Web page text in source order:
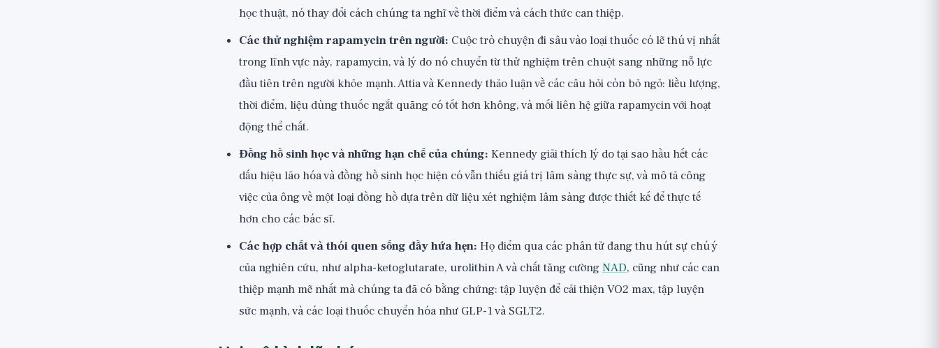
học thuật, nó thay đổi cách chúng ta nghĩ về thời điểm và cách thức can thiệp.
Các thử nghiệm rapamycin trên người: Cuộc trò chuyện đi sâu vào loại thuốc có lẽ thú vị nhất
trong lĩnh vực này, rapamycin, và lý do nó chuyển từ thử nghiệm trên chuột sang những nỗ lực
đầu tiên trên người khỏe mạnh. Attia và Kennedy thảo luận về các câu hỏi còn bỏ ngỏ: liều lượng,
thời điểm, liệu dùng thuốc ngắt quãng có tốt hơn không, và mối liên hệ giữa rapamycin với hoạt
động thể chất.
Đồng hồ sinh học và những hạn chế của chúng: Kennedy giải thích lý do tại sao hầu hết các
dấu hiệu lão hóa và đồng hồ sinh học hiện có vẫn thiếu giá trị lâm sàng thực sự, và mô tả công
việc của ông về một loại đồng hồ dựa trên dữ liệu xét nghiệm lâm sàng được thiết kế để thực tế
hơn cho các bác sĩ.
Các hợp chất và thói quen sống đầy hứa hẹn: Họ điểm qua các phân tử đang thu hút sự chú ý
của nghiên cứu, như alpha-ketoglutarate, urolithin A và chất tăng cườngNAD, cũng như các can
thiệp mạnh mẽ nhất mà chúng ta đã có bằng chứng: tập luyện để cải thiện VO2 max, tập luyện
sức mạnh, và các loại thuốc chuyển hóa như GLP-1 và SGLT2.